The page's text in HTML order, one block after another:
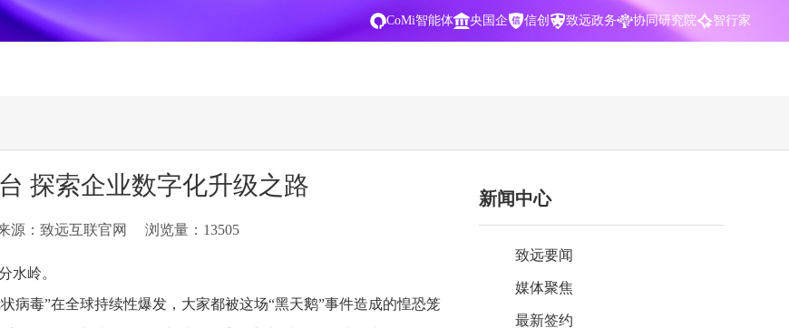
CoMi智能体 央国企 信创 致远政务 协同研究院 智行家
新一代AI智能体家族
CoMi Builder
Agent驱动，千人千面，高效办公
协同运营与业务创新深度融合
央国企一体化
让数字资产为企业运营管理决策提供
新闻中心
致远要闻
媒体聚焦
最新签约
探索企业数字化升级之路
源：致远互联官网 浏览量：13505
水岭。
病毒”在全球持续性爆发，大家都被这场“黑天鹅”事件造成的惶恐笼